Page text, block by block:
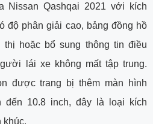
Nissan Qashqai 2021 với kích
độ phân giải cao, bảng đồng hồ
hoặc bổ sung thông tin điều
lái xe không mất tập trung.
được trang bị thêm màn hình
10.8 inch, đây là loại kích
khúc.